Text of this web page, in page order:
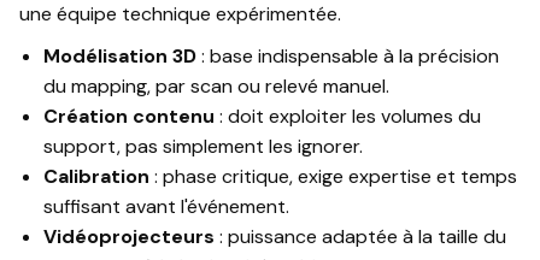
une équipe technique expérimentée.
Modélisation 3D: base indispensable à la précision
du mapping, par scan ou relevé manuel.
Création contenu : doit exploiter les volumes du
support, pas simplement les ignorer.
Calibration : phase critique, exige expertise et temps
suffisant avant l'événement.
Vidéoprojecteurs : puissance adaptée à la taille du